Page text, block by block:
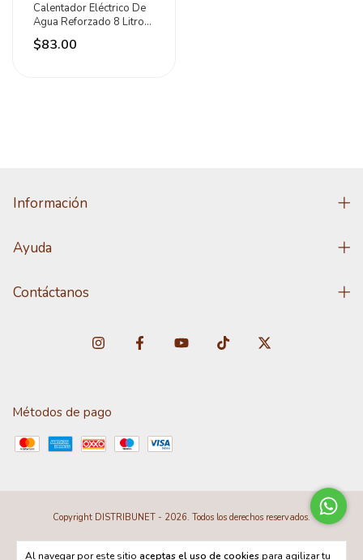
Al navegar por este sitio aceptas el uso de cookies para agilizar tu
Calentador Eléctrico De
Agua Reforzado 8 Litros
400w Iusa
$83.00
Información
Ayuda
Contáctanos
Métodos de pago
Copyright DISTRIBUNET - 2026. Todos los derechos reservados.